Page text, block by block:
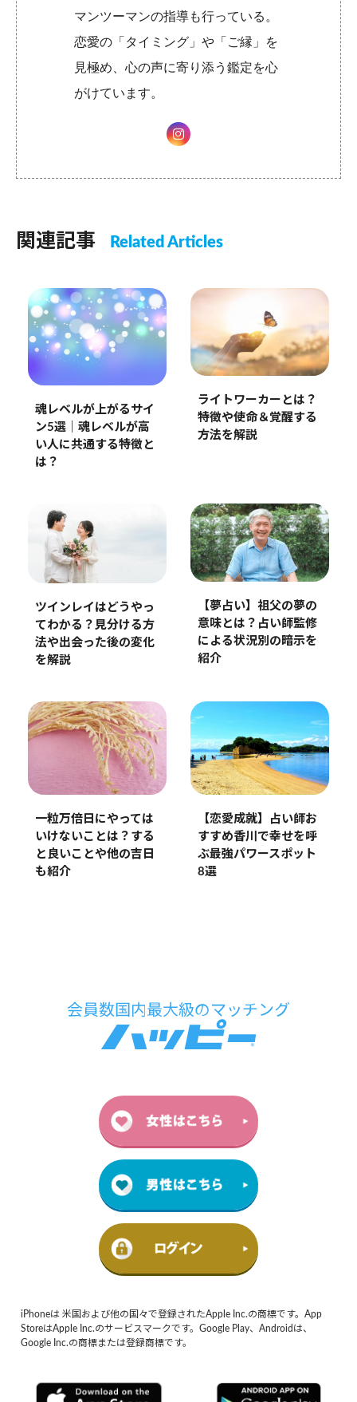
マンツーマンの指導も行っている。
恋愛の「タイミング」や「ご縁」を
見極め、心の声に寄り添う鑑定を心
がけています。
関連記事 Related Articles
魂レベルが上がるサイ
ン5選｜魂レベルが高
い人に共通する特徴と
は？
ライトワーカーとは？
特徴や使命＆覚醒する
方法を解説
ツインレイはどうやっ
てわかる？見分ける方
法や出会った後の変化
を解説
【夢占い】祖父の夢の
意味とは？占い師監修
による状況別の暗示を
紹介
一粒万倍日にやっては
いけないことは？する
と良いことや他の吉日
も紹介
【恋愛成就】占い師お
すすめ香川で幸せを呼
ぶ最強パワースポット
8選
iPhoneは 米国および他の国々で登録されたApple Inc.の商標です。App
StoreはApple Inc.のサービスマークです。Google Play、Androidは、
Google Inc.の商標または登録商標です。